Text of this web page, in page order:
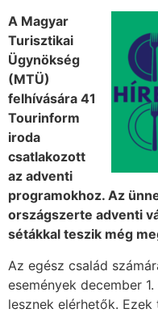
A Magyar
Turisztikai
Ügynökség
(MTÜ)
felhívására 41
Tourinform
iroda
csatlakozott
az adventi
programokhoz. Az
országszerte adventi
sétákkal teszik még
Az egész család
események december
lesznek elérhetők.